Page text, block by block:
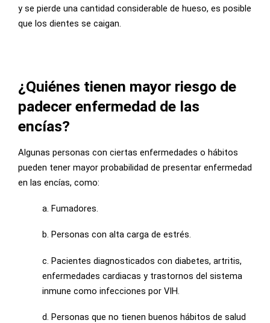
y se pierde una cantidad considerable de hueso, es posible
que los dientes se caigan.
¿Quiénes tienen mayor riesgo de
padecer enfermedad de las
encías?
Algunas personas con ciertas enfermedades o hábitos
pueden tener mayor probabilidad de presentar enfermedad
en las encías, como:
a. Fumadores.
b. Personas con alta carga de estrés.
c. Pacientes diagnosticados con diabetes, artritis,
enfermedades cardiacas y trastornos del sistema
inmune como infecciones por VIH.
d. Personas que no tienen buenos hábitos de salud